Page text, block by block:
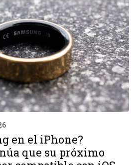
en el iPhone?
que su próximo